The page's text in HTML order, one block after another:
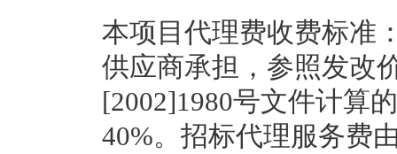
本项目代理费收费标准
供应商承担，参照发改
[2002]1980号文件计算
40%。招标代理服务费